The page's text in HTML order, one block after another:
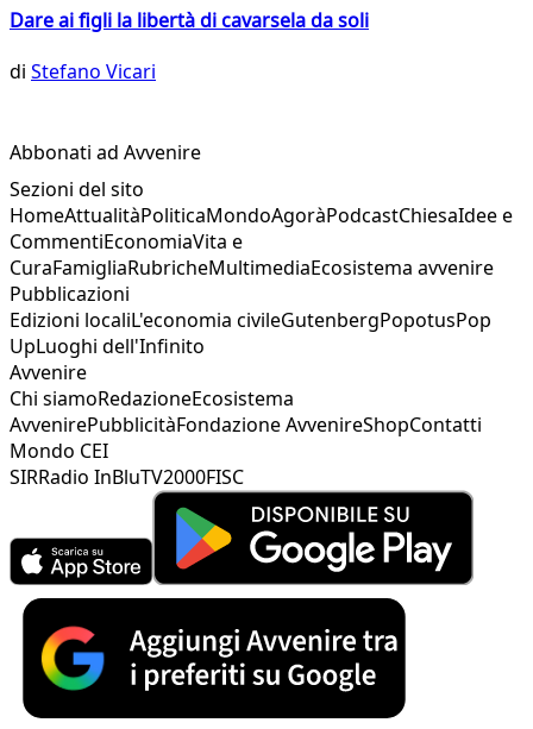
Dare ai figli la libertà di cavarsela da soli
di Stefano Vicari
Abbonati ad Avvenire
Sezioni del sito
HomeAttualitàPoliticaMondoAgoràPodcastChiesaIdee e
CommentiEconomiaVita e
CuraFamigliaRubricheMultimediaEcosistema avvenire
Pubblicazioni
Edizioni localiL'economia civileGutenbergPopotusPop
UpLuoghi dell'Infinito
Avvenire
Chi siamoRedazioneEcosistema
AvvenirePubblicitàFondazione AvvenireShopContatti
Mondo CEI
SIRRadio InBluTV2000FISC